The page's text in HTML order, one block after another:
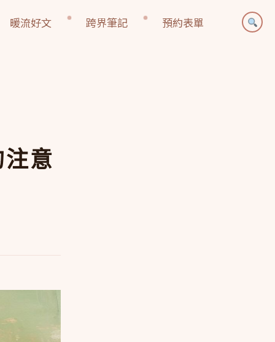
暖流好文 跨界筆記 預約表單
意